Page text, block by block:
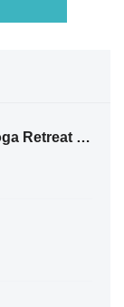
Arogya Yoga School - Yoga Retreat in Rishikesh